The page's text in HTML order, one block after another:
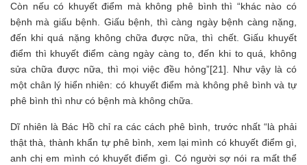
Còn nếu có khuyết điểm mà không phê bình thì “khác nào có
bệnh mà giấu bệnh. Giấu bệnh, thì càng ngày bệnh càng nặng,
đến khi quá nặng không chữa được nữa, thì chết. Giấu khuyết
điểm thì khuyết điểm càng ngày càng to, đến khi to quá, không
sửa chữa được nữa, thì mọi việc đều hỏng”[21]. Như vậy là có
một chân lý hiển nhiên: có khuyết điểm mà không phê bình và tự
phê bình thì như có bệnh mà không chữa.
Dĩ nhiên là Bác Hồ chỉ ra các cách phê bình, trước nhất “là phải
thật thà, thành khẩn tự phê bình, xem lại mình có khuyết điểm gì,
anh chị em mình có khuyết điểm gì. Có người sợ nói ra mất thể